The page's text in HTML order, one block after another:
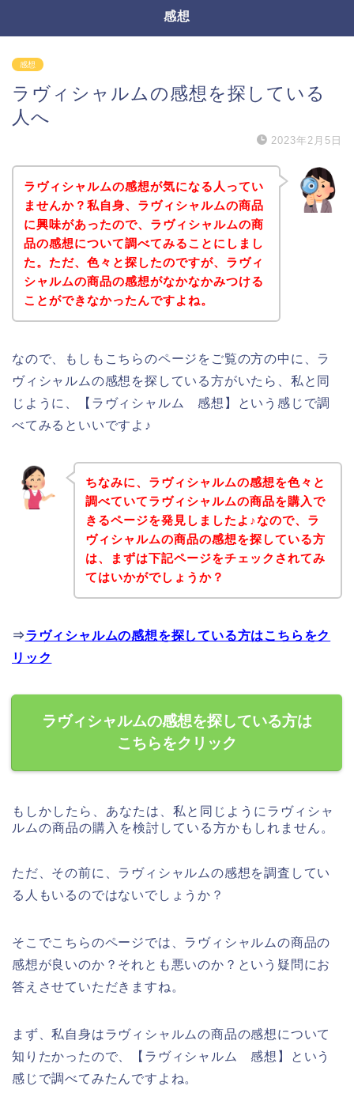
感想
感想
ラヴィシャルムの感想を探している
人へ
2023年2月5日
ラヴィシャルムの感想が気になる人ってい
ませんか？私自身、ラヴィシャルムの商品
に興味があったので、ラヴィシャルムの商
品の感想について調べてみることにしまし
た。ただ、色々と探したのですが、ラヴィ
シャルムの商品の感想がなかなかみつける
ことができなかったんですよね。
なので、もしもこちらのページをご覧の方の中に、ラ
ヴィシャルムの感想を探している方がいたら、私と同
じように、【ラヴィシャルム 感想】という感じで調
べてみるといいですよ♪
ちなみに、ラヴィシャルムの感想を色々と
調べていてラヴィシャルムの商品を購入で
きるページを発見しましたよ♪なので、ラ
ヴィシャルムの商品の感想を探している方
は、まずは下記ページをチェックされてみ
てはいかがでしょうか？
⇒ラヴィシャルムの感想を探している方はこちらをク
リック
ラヴィシャルムの感想を探している方は
こちらをクリック
もしかしたら、あなたは、私と同じようにラヴィシャ
ルムの商品の購入を検討している方かもしれません。
ただ、その前に、ラヴィシャルムの感想を調査してい
る人もいるのではないでしょうか？
そこでこちらのページでは、ラヴィシャルムの商品の
感想が良いのか？それとも悪いのか？という疑問にお
答えさせていただきますね。
まず、私自身はラヴィシャルムの商品の感想について
知りたかったので、【ラヴィシャルム 感想】という
感じで調べてみたんですよね。